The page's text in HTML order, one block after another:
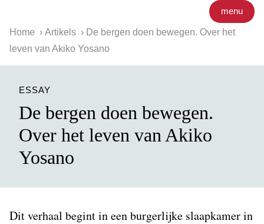
menu
Home Artikels
De bergen doen bewegen. Over het
leven van Akiko Yosano
ESSAY
De bergen doen bewegen.
Over het leven van Akiko
Yosano
Dit verhaal begint in een burgerlijke slaapkamer in